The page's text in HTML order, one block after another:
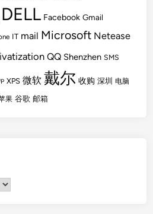
DELL Facebook Gmail
IT mail Microsoft Netease
QQ Shenzhen SMS
XPS 微软 戴尔 收购 深圳 电脑
果 谷歌 邮箱